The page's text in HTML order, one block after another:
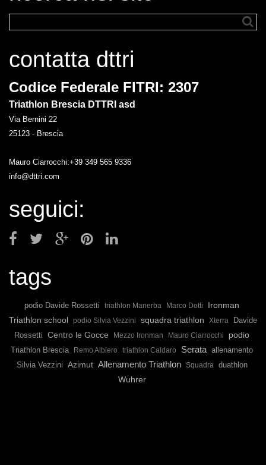
contatta dttri
Codice Federale FITRI: 2307
Triathlon Brescia DTTRI asd
Via Bernini 22
25123 - Brescia
Mauro Ciarrocchi:+39 349 565 9336
info@dttri.com
seguici:
tags
podio Davide Rossetti triathlon Manerba Marco Dotti
Ironman
Triathlon school
podio Silvia Vezzini squadra triathlon Xterra
Davide
Rossetti Centro le Gocce Mezzo Ironman Mauro Ciarrocchi podio
Triathlon Brescia Remo Albiero triathlon Caldaro Serata allenamento
Silvia Vezzini Azimut Allenamento Triathlon Squadra duathlon
Wuhrer